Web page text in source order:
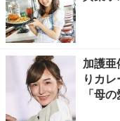
加護
りカ
「母